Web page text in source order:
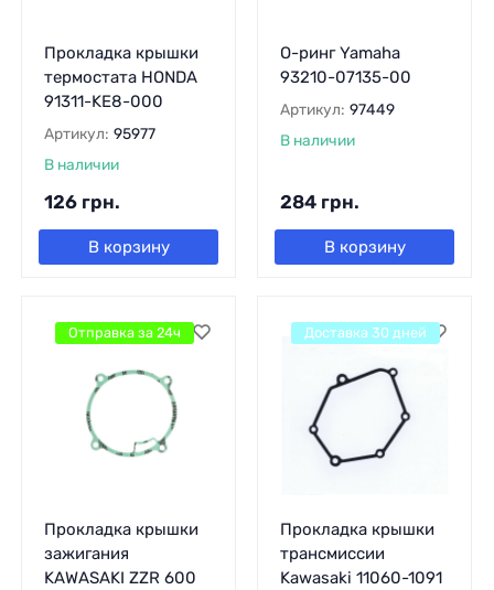
Прокладка крышки
термостата HONDA
91311-KE8-000
Артикул: 95977
В наличии
126 грн.
В корзину
О-ринг Yamaha
93210-07135-00
Артикул: 97449
В наличии
284 грн.
В корзину
Прокладка крышки
зажигания
KAWASAKI ZZR 600
Отправка за 24ч
Прокладка крышки
трансмиссии
Kawasaki 11060-1091
Доставка 30 дней